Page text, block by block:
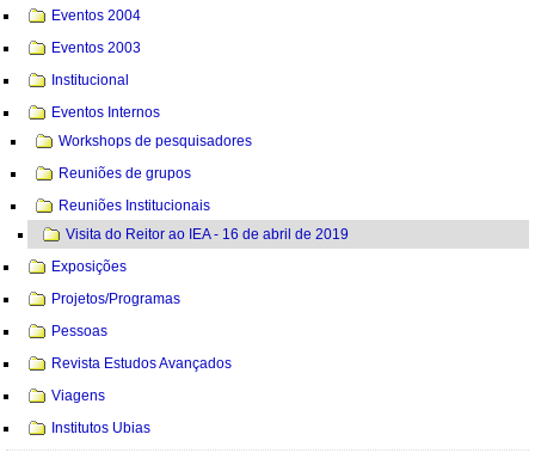
Eventos 2004
Eventos 2003
Institucional
Eventos Internos
Workshops de pesquisadores
Reuniões de grupos
Reuniões Institucionais
Visita do Reitor ao IEA - 16 de abril de 2019
Exposições
Projetos/Programas
Pessoas
Revista Estudos Avançados
Viagens
Institutos Ubias